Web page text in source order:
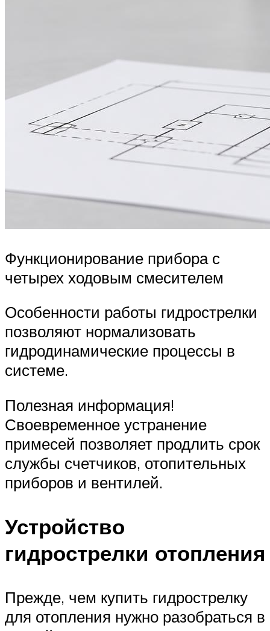
Функционирование прибора с
четырех ходовым смесителем
Особенности работы гидрострелки
позволяют нормализовать
гидродинамические процессы в
системе.
Полезная информация!
Своевременное устранение
примесей позволяет продлить срок
службы счетчиков, отопительных
приборов и вентилей.
Устройство
гидрострелки отопления
Прежде, чем купить гидрострелку
для отопления нужно разобраться в